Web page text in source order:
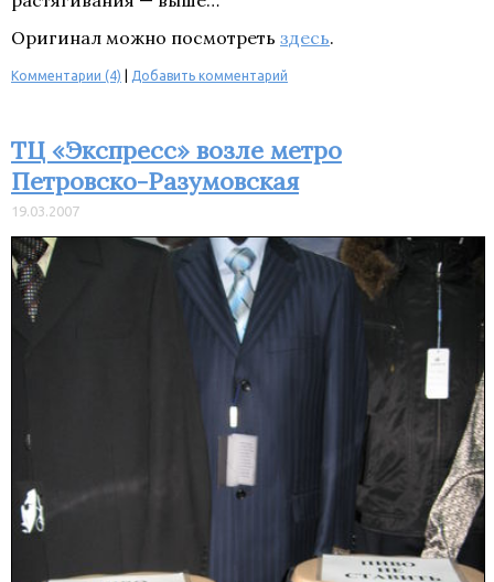
Оригинал можно посмотреть здесь.
Комментарии (4) Добавить комментарий
ТЦ «Экспресс» возле метро
Петровско-Разумовская
19.03.2007